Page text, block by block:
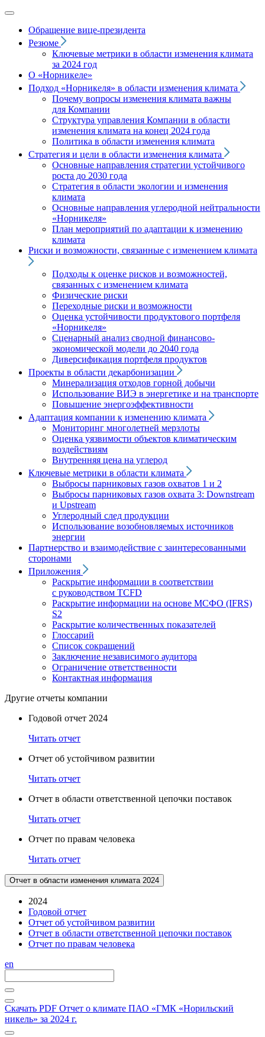
Обращение вице‑президента
Резюме
Ключевые метрики в области изменения климата
за 2024 год
О «Норникеле»
Подход «Норникеля» в области изменения климата
Почему вопросы изменения климата важны
для Компании
Структура управления Компании в области
изменения климата на конец 2024 года
Политика в области изменения климата
Стратегия и цели в области изменения климата
Основные направления стратегии устойчивого
роста до 2030 года
Стратегия в области экологии и изменения
климата
Основные направления углеродной нейтральности
«Норникеля»
План мероприятий по адаптации к изменению
климата
Риски и возможности, связанные с изменением климата
Подходы к оценке рисков и возможностей,
связанных с изменением климата
Физические риски
Переходные риски и возможности
Оценка устойчивости продуктового портфеля
«Норникеля»
Сценарный анализ сводной финансово-
экономической модели до 2040 года
Диверсификация портфеля продуктов
Проекты в области декарбонизации
Минерализация отходов горной добычи
Использование ВИЭ в энергетике и на транспорте
Повышение энергоэффективности
Адаптация компании к изменению климата
Мониторинг многолетней мерзлоты
Оценка уязвимости объектов климатическим
воздействиям
Внутренняя цена на углерод
Ключевые метрики в области климата
Выбросы парниковых газов охватов 1 и 2
Выбросы парниковых газов охвата 3: Downstream
и Upstream
Углеродный след продукции
Использование возобновляемых источников
энергии
Партнерство и взаимодействие с заинтересованными
сторонами
Приложения
Раскрытие информации в соответствии
с руководством TCFD
Раскрытие информации на основе МСФО (IFRS)
S2
Раскрытие количественных показателей
Глоссарий
Список сокращений
Заключение независимого аудитора
Ограничение ответственности
Контактная информация
Другие отчеты компании
Годовой отчет 2024
Читать отчет
Отчет об устойчивом развитии
Читать отчет
Отчет в области ответственной цепочки поставок
Читать отчет
Отчет по правам человека
Читать отчет
Отчет в области изменения климата 2024
2024
Годовой отчет
Отчет об устойчивом развитии
Отчет в области ответственной цепочки поставок
Отчет по правам человека
en
Скачать PDF Отчет о климате ПАО «ГМК «Норильский
никель» за 2024 г.